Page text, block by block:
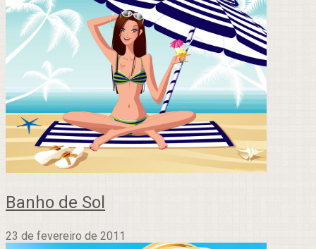
Banho de Sol
23 de fevereiro de 2011